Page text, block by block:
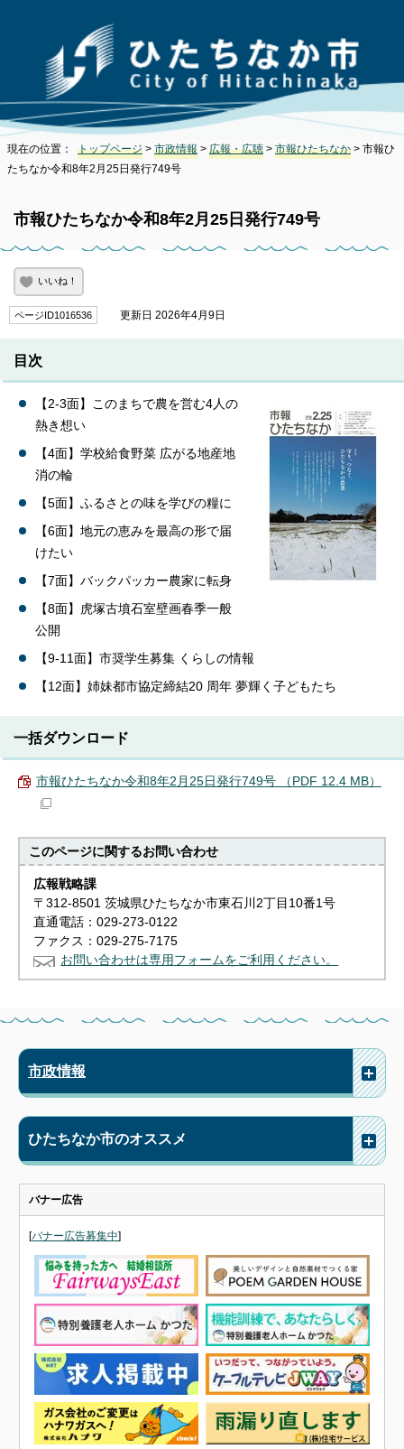
現在の位置： トップページ > 市政情報 > 広報・広聴 > 市報ひたちなか > 市報ひ
たちなか令和8年2月25日発行749号
市報ひたちなか令和8年2月25日発行749号
いいね！
ページID1016536 更新日 2026年4月9日
目次
【2-3面】このまちで農を営む4人の
熱き想い
【4面】学校給食野菜 広がる地産地
消の輪
【5面】ふるさとの味を学びの糧に
【6面】地元の恵みを最高の形で届
けたい
【7面】バックパッカー農家に転身
【8面】虎塚古墳石室壁画春季一般
公開
【9-11面】市奨学生募集 くらしの情報
【12面】姉妹都市協定締結20 周年 夢輝く子どもたち
一括ダウンロード
市報ひたちなか令和8年2月25日発行749号 （PDF 12.4 MB）
このページに関するお問い合わせ
広報戦略課
〒312-8501 茨城県ひたちなか市東石川2丁目10番1号
直通電話：029-273-0122
ファクス：029-275-7175
お問い合わせは専用フォームをご利用ください。
市政情報
ひたちなか市のオススメ
バナー広告
[バナー広告募集中]